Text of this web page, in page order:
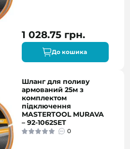
1 028.75 грн.
До кошика
Шланг для поливу
армований 25м з
комплектом
підключення
MASTERTOOL MURAVA
– 92-1062SET
0